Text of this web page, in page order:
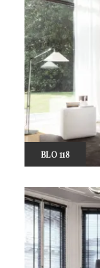
BLO 118